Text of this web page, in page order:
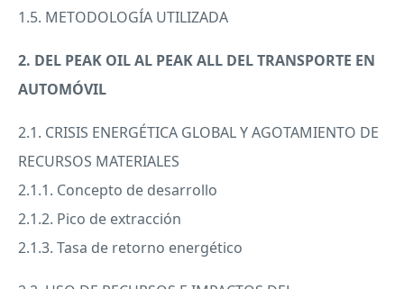
1.5. METODOLOGÍA UTILIZADA
2. DEL PEAK OILAL PEAKALL DELTRANSPORTE EN
AUTOMÓVIL
2.1. CRISIS ENERGÉTICA GLOBALYAGOTAMIENTO DE
RECURSOS MATERIALES
2.1.1. Concepto de desarrollo
2.1.2. Pico de extracción
2.1.3. Tasa de retorno energético